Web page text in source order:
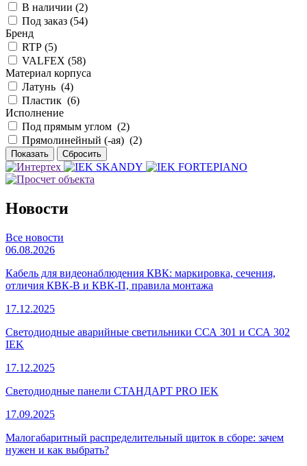
В наличии (2)
Под заказ (54)
Бренд
RTP (5)
VALFEX (58)
Материал корпуса
Латунь (4)
Пластик (6)
Исполнение
Под прямым углом (2)
Прямолинейный (-ая) (2)
Новости
Все новости
06.08.2026
Кабель для видеонаблюдения КВК: маркировка, сечения,
отличия КВК-В и КВК-П, правила монтажа
17.12.2025
Светодиодные аварийные светильники ССА 301 и ССА 302
IEK
17.12.2025
Светодиодные панели СТАНДАРТ PRO IEK
17.09.2025
Малогабаритный распределительный щиток в сборе: зачем
нужен и как выбрать?